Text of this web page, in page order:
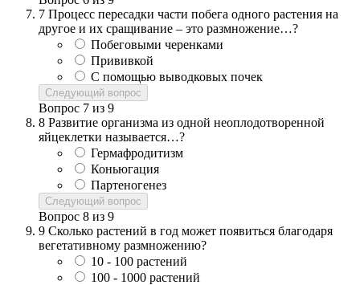
7 Процесс пересадки части побега одного растения на
другое и их сращивание – это размножение…?
Побеговыми черенками
Прививкой
С помощью выводковых почек
Следующий вопрос
Вопрос 7 из 9
8 Развитие организма из одной неоплодотворенной
яйцеклетки называется…?
Гермафродитизм
Коньюгация
Партеногенез
Следующий вопрос
Вопрос 8 из 9
9 Сколько растений в год может появиться благодаря
вегетативному размножению?
10 - 100 растений
100 - 1000 растений